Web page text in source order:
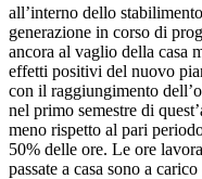
all’interno dello
generazione in corso di
ancora al vaglio della casa
effetti positivi del nuovo
con il raggiungimento
nel primo semestre di
meno rispetto al pari
50% delle ore. Le ore
passate a casa sono a